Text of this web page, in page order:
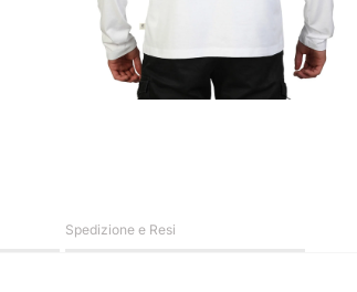
Spedizione e Resi